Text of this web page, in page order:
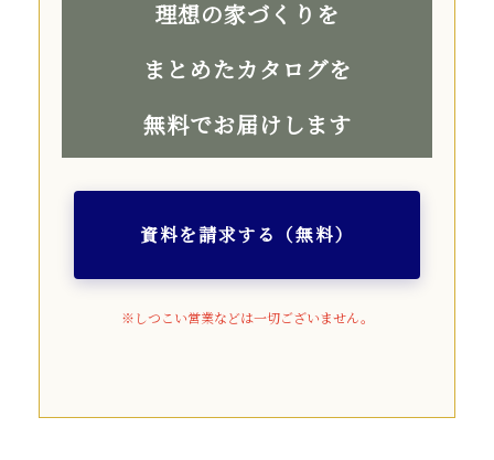
理想の家づくりを
まとめたカタログを
無料でお届けします
資料を請求する（無料）
※しつこい営業などは一切ございません。